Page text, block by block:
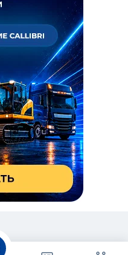
Реклама на Экскаватор Ру